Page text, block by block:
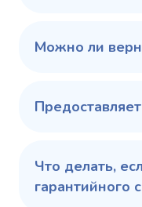
100 343 ₽
Можно ли
Что делать,
гарантийного